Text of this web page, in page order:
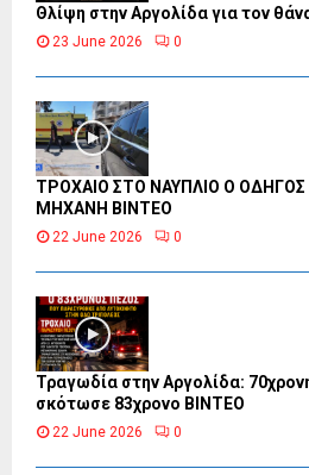
Θλίψη στην Αργολίδα για τον
23 June 2026 0
ΤΡΟΧΑΙΟ ΣΤΟ ΝΑΥΠΛΙΟ Ο
ΜΗΧΑΝΗ ΒΙΝΤΕΟ
22 June 2026 0
Τραγωδία στην Αργολίδα:
σκότωσε 83χρονο ΒΙΝΤΕΟ
22 June 2026 0